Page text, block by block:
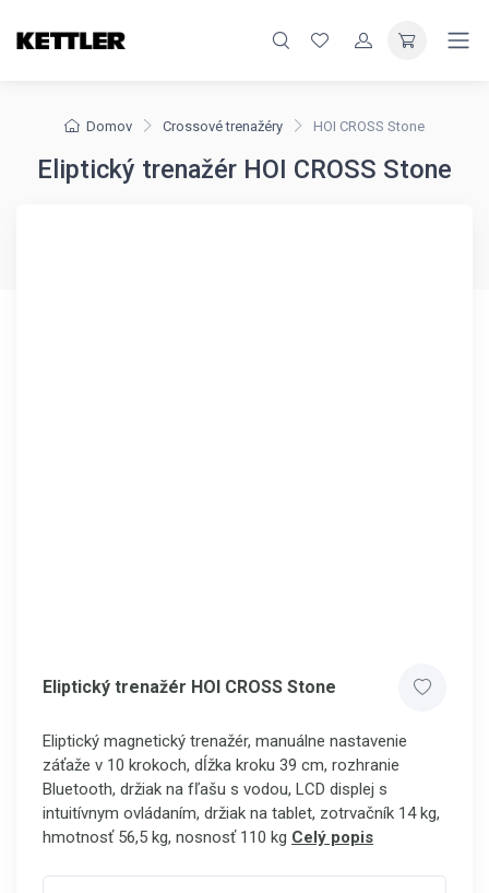
Domov Crossové trenažéry HOI CROSS Stone
Eliptický trenažér HOI CROSS Stone
Eliptický trenažér HOI CROSS Stone
Eliptický magnetický trenažér, manuálne nastavenie
záťaže v 10 krokoch, dĺžka kroku 39 cm, rozhranie
Bluetooth, držiak na fľašu s vodou, LCD displej s
intuitívnym ovládaním, držiak na tablet, zotrvačník 14 kg,
hmotnosť 56,5 kg, nosnosť 110 kg Celý popis